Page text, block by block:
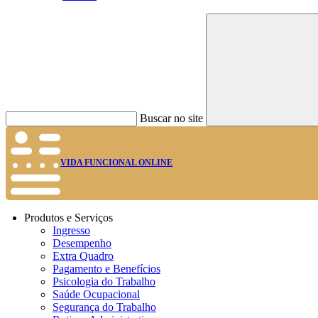
Buscar no site
VIDA FUNCIONAL ONLINE
Produtos e Serviços
Ingresso
Desempenho
Extra Quadro
Pagamento e Benefícios
Psicologia do Trabalho
Saúde Ocupacional
Segurança do Trabalho